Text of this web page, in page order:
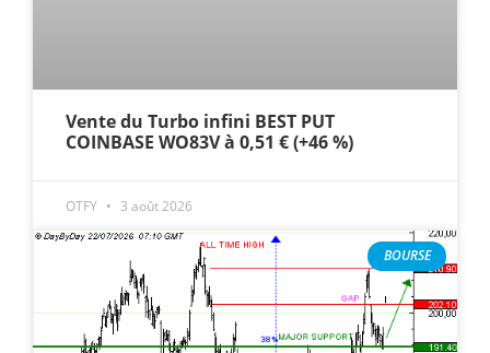
Vente du Turbo infini BEST PUT
COINBASE WO83V à 0,51 € (+46 %)
OTFY 3 août 2026
BOURSE